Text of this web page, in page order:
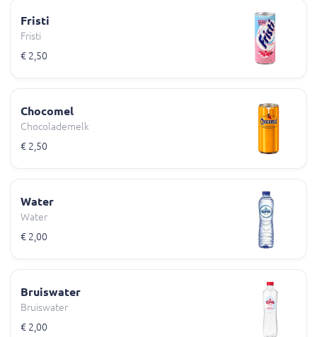
Fristi
Fristi
€ 2,50
Chocomel
Chocolademelk
€ 2,50
Water
Water
€ 2,00
Bruiswater
Bruiswater
€ 2,00